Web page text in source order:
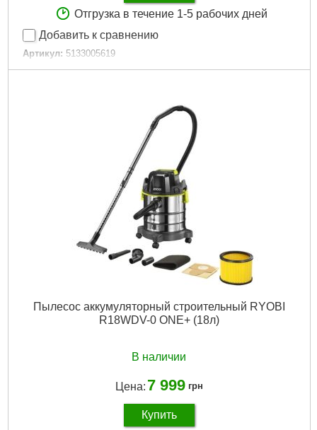
Отгрузка в течение 1-5 рабочих дней
Добавить к сравнению
Артикул: 5133005619
Код товара: 30.60.08
Пылесос аккумуляторный строительный RYOBI
R18WDV-0 ONE+ (18л)
В наличии
Цена: 7 999 грн
Купить